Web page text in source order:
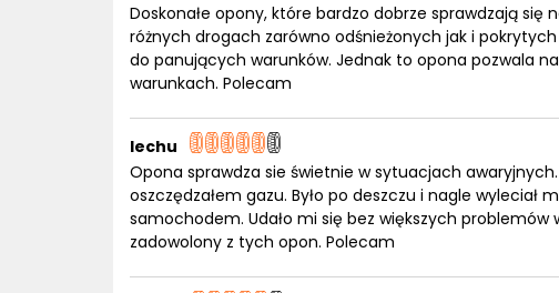
Doskonałe opony, które bardzo dobrze sprawdzają
różnych drogach zarówno odśnieżonych jak i
do panujących warunków. Jednak to opona pozwala
warunkach. Polecam
lechu
Opona sprawdza sie świetnie w sytuacjach
oszczędzałem gazu. Było po deszczu i nagle wyleciał
samochodem. Udało mi się bez większych
zadowolony z tych opon. Polecam